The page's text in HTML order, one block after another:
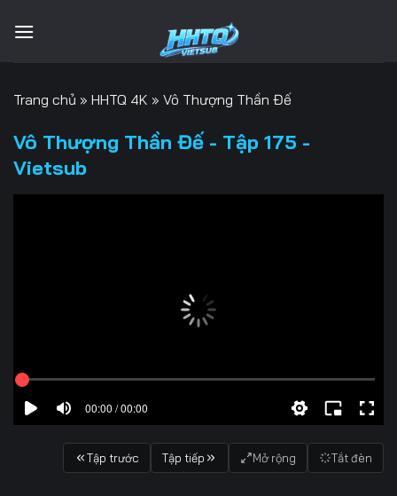
qua
Trang chủ » HHTQ 4K » Vô Thượng Thần Đế
Vô Thượng Thần Đế - Tập 175 -
Vietsub
00:00 / 00:00
Tập trước Tập tiếp Mở rộng Tắt đèn